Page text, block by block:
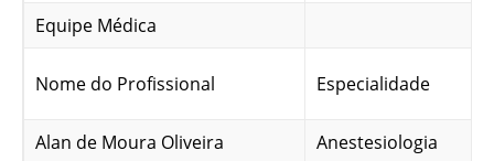
Equipe Médica
Nome do Profissional Especialidade
Alan de Moura Oliveira
Anestesiologia